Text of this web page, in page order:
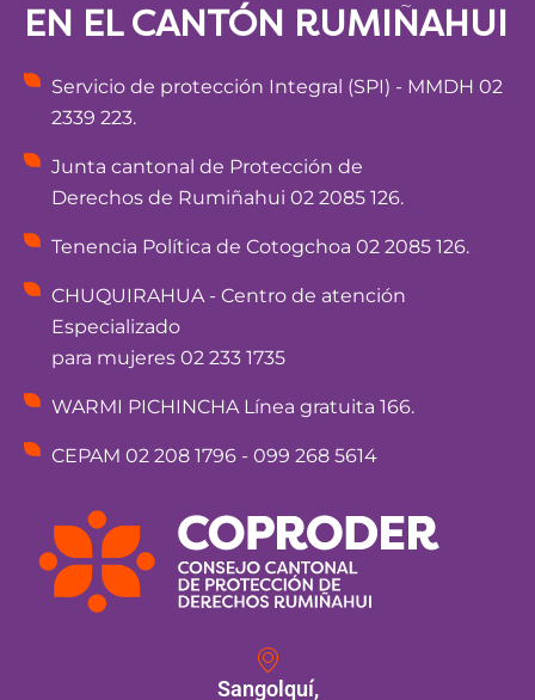
EN EL CANTÓN RUMIÑAHUI
Servicio de protección Integral (SPI) - MMDH 02
2339 223.
Junta cantonal de Protección de
Derechos de Rumiñahui 02 2085 126.
Tenencia Política de Cotogchoa 02 2085 126.
CHUQUIRAHUA - Centro de atención
Especializado
para mujeres 02 233 1735
WARMI PICHINCHA Línea gratuita 166.
CEPAM 02 208 1796 - 099 268 5614
Sangolquí,